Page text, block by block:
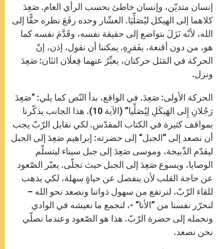
إنسان متديّن، وإنسان خاطئ بحسب الرأي العام. صَعِدَ
كلاهما إلى الهيكل ليُصَلِّيَا. العشّار وحده رفَعَ نظره حقًّا إلى
الله، لأنّه نَزَلَ بتواضع إلى حقيقة نفسه، وقَدَّمَ نفسه كما
هو، من دون أقنعة، بفَقرِهِ. يمكننا أن نقول، إذن، إنّ
الحركة في المَثل حركتان، يعبِّرُ عنهما فِعلَان اثنَان: صَعِدَ
ونزل.
الحركة الأولى: صَعِدَ. في الواقع، بدأ النّص كما يلي: “صَعِدَ
رَجُلانِ إِلى الهَيكَلِ لِيُصَلِّيا” (الآية 10). هذا الجانب يذكّرنا
بمواقف كثيرة في الكتاب المقدّس. لكي نقابل الرّبّ يجب
أن نصعد إلى ”الجبل“ إلى حضرته: إبراهيم صَعِدَ إلى الجبل
ليقدّم الذّبيحة، وموسى صَعِدَ إلى جبل سيناء ليتسلّم
الوصايا، ويسوع صَعِدَ إلى الجبل حيث تجلّى. يعبّر الصّعود
عن حاجة القلب لأن ينفصل عن حياةٍ سهلة، لكي يذهب
للقاء الرّبّ، لنرتفع من سهول ذواتنا ونصعد نحو الله –
لنحرّر نفسنا من ”الأنا“ -، لنجمع ما نعيشه في الوادي
ونحمله إلى حضرة الرّبّ. هذا هو الصّعود وعندما نصلّي
نحن نصعد.